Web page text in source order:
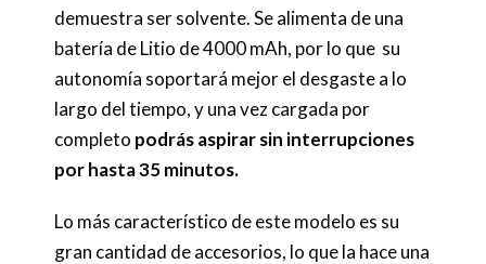
demuestra ser solvente. Se alimenta de una
batería de Litio de 4000 mAh, por lo que su
autonomía soportará mejor el desgaste a lo
largo del tiempo, y una vez cargada por
completo podrás aspirar sin interrupciones
por hasta 35 minutos.
Lo más característico de este modelo es su
gran cantidad de accesorios, lo que la hace una